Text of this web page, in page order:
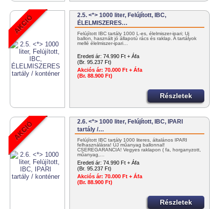
2.5. <*> 1000 liter, Felújított, IBC,
ÉLELMISZERES…
Felújított IBC tartály 1000 L-es, élelmiszer-ipari; Új
ballon, használt jó állapotú rács és raklap. A tartályok
mellé élelmiszer-ipari…
Eredeti ár: 74.990 Ft + Áfa
(Br. 95.237 Ft)
Akciós ár: 70.000 Ft + Áfa
(Br. 88.900 Ft)
Részletek
2.6. <*> 1000 liter, Felújított, IBC, IPARI
tartály /…
Felújított IBC tartály 1000 literes, általános IPARI
felhasználásra! ÚJ műanyag ballonnal!
CSEREGARANCIA! Vegyes raklapon ( fa, horganyzott,
műanyag,…
Eredeti ár: 74.990 Ft + Áfa
(Br. 95.237 Ft)
Akciós ár: 70.000 Ft + Áfa
(Br. 88.900 Ft)
Részletek